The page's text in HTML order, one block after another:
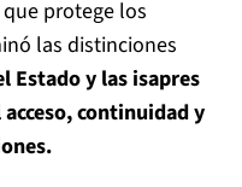
protege los
las distinciones
Estado y las isapres
continuidad y